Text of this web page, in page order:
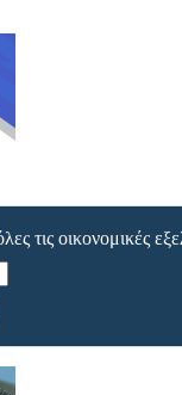
τις οικονομικές